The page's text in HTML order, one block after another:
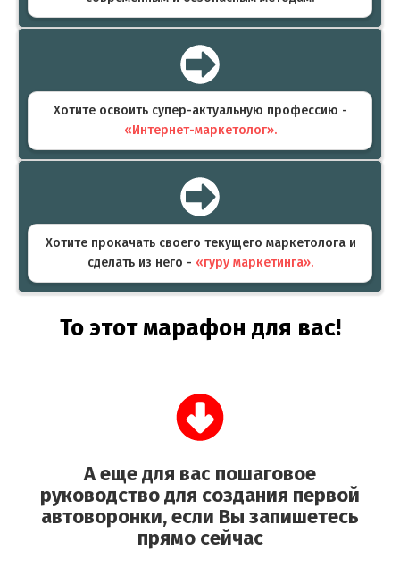
Хотите освоить супер-актуальную профессию -
«Интернет-маркетолог».
Хотите прокачать своего текущего маркетолога и
сделать из него - «гуру маркетинга».
То этот марафон для вас!
А еще для вас пошаговое
руководство для создания первой
автоворонки, если Вы запишетесь
прямо сейчас